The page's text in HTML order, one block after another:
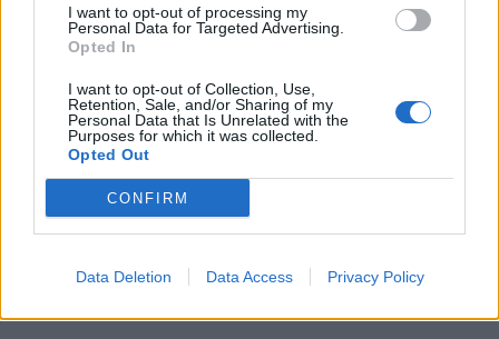
I want to opt-out of processing my
Personal Data for Targeted Advertising.
Opted In
I want to opt-out of Collection, Use,
Retention, Sale, and/or Sharing of my
Personal Data that Is Unrelated with the
Purposes for which it was collected.
Opted Out
CONFIRM
Data Deletion Data Access Privacy Policy